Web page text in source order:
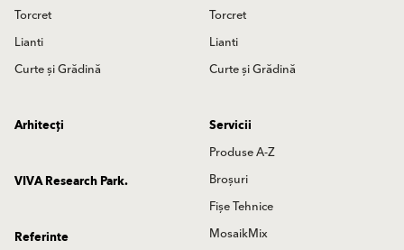
Torcret
Lianti
Curte și Grădină
Torcret
Lianti
Curte și Grădină
Arhitecți
Servicii
Produse A-Z
Broșuri
Fișe Tehnice
MosaikMix
VIVA Research Park.
Referinte